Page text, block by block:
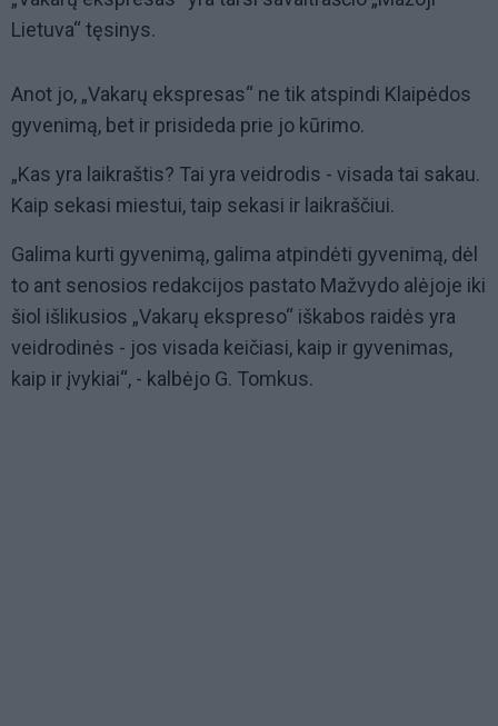
Lietuva“ tęsinys.
Anot jo, „Vakarų ekspresas“ ne tik atspindi Klaipėdos
gyvenimą, bet ir prisideda prie jo kūrimo.
„Kas yra laikraštis? Tai yra veidrodis - visada tai sakau.
Kaip sekasi miestui, taip sekasi ir laikraščiui.
Galima kurti gyvenimą, galima atpindėti gyvenimą, dėl
to ant senosios redakcijos pastato Mažvydo alėjoje iki
šiol išlikusios „Vakarų ekspreso“ iškabos raidės yra
veidrodinės - jos visada keičiasi, kaip ir gyvenimas,
kaip ir įvykiai“, - kalbėjo G. Tomkus.